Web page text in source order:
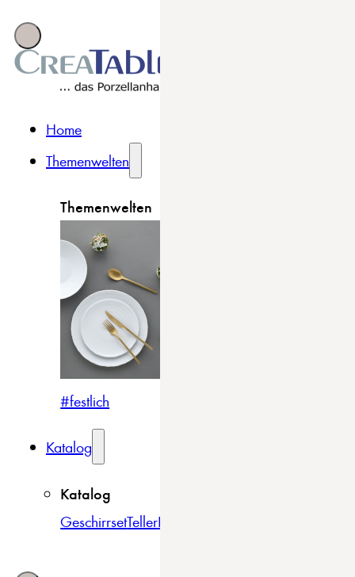
Home
Themenwelten
Themenwelten
#festlich
Katalog
Katalog
GeschirrsetTellerBowls & Schüsseln